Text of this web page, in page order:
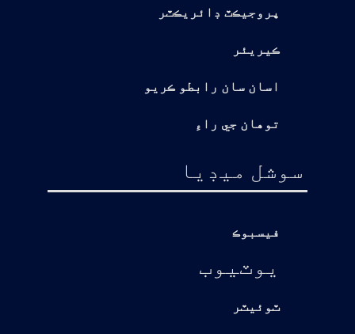
پروجيڪٽ ڊائريڪٽر
ڪيريئر
اسان سان رابطو ڪريو
توهان جي راءِ
سوشل ميڊيا
فيسبوڪ
يوٽيوب
ٽوئيٽر